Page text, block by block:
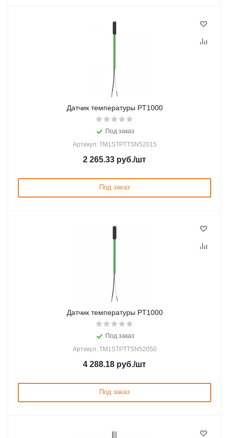
Датчик температуры PT1000
Под заказ
Артикул: TM1STPTTSN52015
2 265.33 руб./шт
Под заказ
Датчик температуры PT1000
Под заказ
Артикул: TM1STPTTSN52050
4 288.18 руб./шт
Под заказ